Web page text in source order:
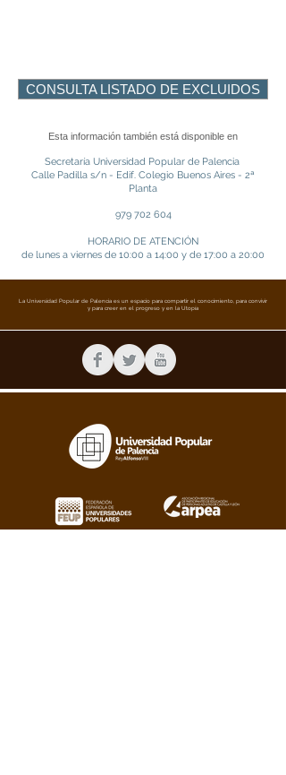
CONSULTA LISTADO DE EXCLUIDOS
Esta información también está disponible en
Secretaría Universidad Popular de Palencia
Calle Padilla s/n - Edif. Colegio Buenos Aires - 2ª
Planta
979 702 604
HORARIO DE ATENCIÓN
de lunes a viernes de 10:00 a 14:00 y de 17:00 a 20:00
La Universidad Popular de Palencia es un espacio para compartir el conocimiento, para convivir
y para creer en el progreso y en la Utopía